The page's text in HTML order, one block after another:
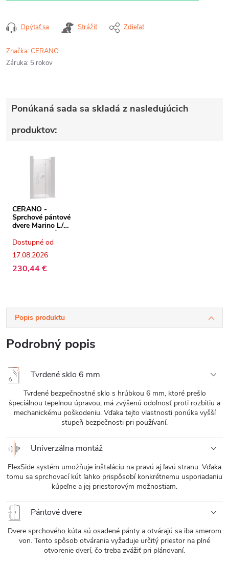
Opýtať sa Strážiť Zdieľať
Značka:CERANO
Záruka: 5 rokov
Ponúkaná sada sa skladá z nasledujúcich
produktov:
CERANO -
Sprchové pántové
dvere Marino L/P
- 6 mm - chróm,
transparentné
sklo - 110x190
cm
Dostupné od
17.08.2026
230,44 €
Popis produktu
Podrobný popis
Tvrdené sklo 6 mm
Tvrdené bezpečnostné sklo s hrúbkou 6 mm, ktoré prešlo
špeciálnou tepelnou úpravou, má zvýšenú odolnosť proti rozbitiu a
mechanickému poškodeniu. Vďaka tejto vlastnosti ponúka vyšší
stupeň bezpečnosti pri používaní.
Univerzálna montáž
FlexSide systém umožňuje inštaláciu na pravú aj ľavú stranu. Vďaka
tomu sa sprchovací kút ľahko prispôsobí konkrétnemu usporiadaniu
kúpeľne a jej priestorovým možnostiam.
Pántové dvere
Dvere sprchového kúta sú osadené pánty a otvárajú sa iba smerom
von. Tento spôsob otvárania vyžaduje určitý priestor na plné
otvorenie dverí, čo treba zvážiť pri plánovaní.